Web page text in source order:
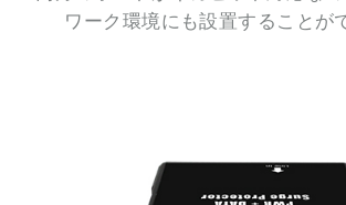
ワーク環境にも設置することが